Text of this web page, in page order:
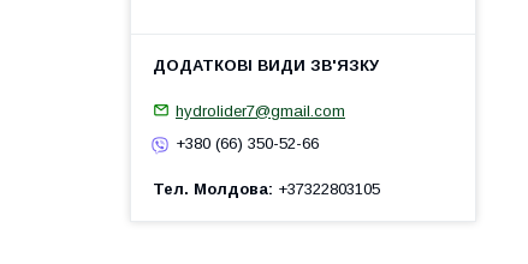
hydrolider7@gmail.com
+380 (66) 350-52-66
Тел. Молдова +37322803105